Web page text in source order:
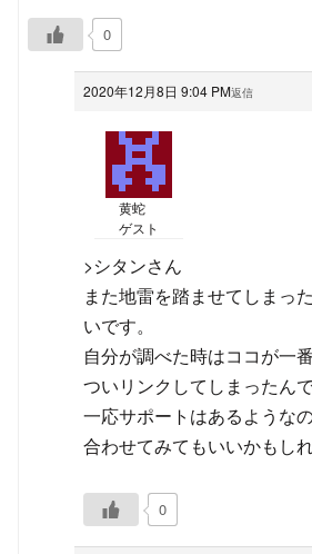
0
2020年12月8日 9:04 PM返信
黄蛇
ゲスト
>シタンさん
また地雷を踏ませてしまっ
いです。
自分が調べた時はココが一
ついリンクしてしまったんで
一応サポートはあるような
合わせてみてもいいかもしれ
0